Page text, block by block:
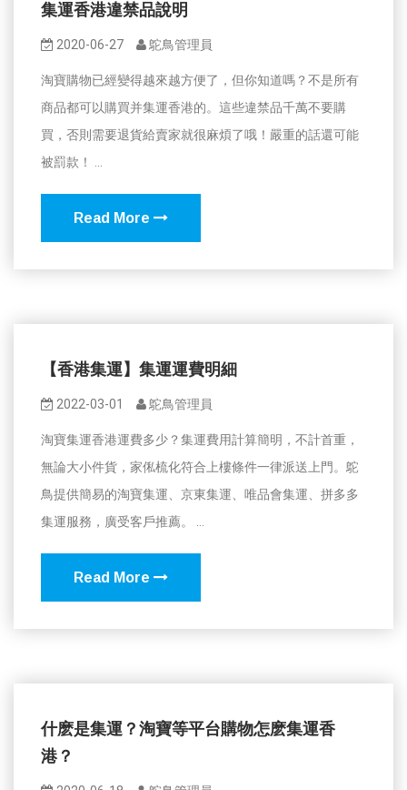
集運香港違禁品說明
2020-06-27 鴕鳥管理員
淘寶購物已經變得越來越方便了，但你知道嗎？不是所有
商品都可以購買并集運香港的。這些違禁品千萬不要購
買，否則需要退貨給賣家就很麻煩了哦！嚴重的話還可能
被罰款！ ...
Read More
【香港集運】集運運費明細
2022-03-01 鴕鳥管理員
淘寶集運香港運費多少？集運費用計算簡明，不計首重，
無論大小件貨，家俬梳化符合上樓條件一律派送上門。鴕
鳥提供簡易的淘寶集運、京東集運、唯品會集運、拼多多
集運服務，廣受客戶推薦。 ...
Read More
什麽是集運？淘寶等平台購物怎麽集運香
港？